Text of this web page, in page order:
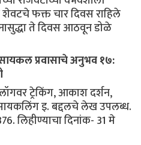
फक्त चार दिवस राहिले
ते दिवस आठवून डोळे
प्रवासाचे अनुभव १७:
ट्रेकिंग, आकाश दर्शन,
सायकलिंग इ. बद्दलचे लेख उपलब्ध.
लिहीण्याचा दिनांक- 31 मे